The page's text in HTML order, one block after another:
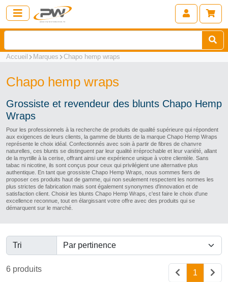
Accueil Marques Chapo hemp wraps
Chapo hemp wraps
Grossiste et revendeur des blunts Chapo Hemp
Wraps
Pour les professionnels à la recherche de produits de qualité supérieure qui répondent
aux exigences de leurs clients, la gamme de blunts de la marque Chapo Hemp Wraps
représente le choix idéal. Confectionnés avec soin à partir de fibres de chanvre
naturelles, ces blunts se distinguent par leur qualité irréprochable et leur variété, allant
de la myrtille à la cerise, offrant ainsi une expérience unique à votre clientèle. Sans
tabac ni nicotine, ils sont conçus pour ceux qui privilégient une alternative plus
authentique. En tant que grossiste Chapo Hemp Wraps, nous sommes fiers de
proposer ces produits haut de gamme, qui non seulement respectent les normes les
plus strictes de fabrication mais sont également synonymes d'innovation et de
satisfaction client. Choisir les blunts Chapo Hemp Wraps, c'est faire le choix d'une
excellence reconnue, tout en élargissant votre offre avec des produits qui se
démarquent sur le marché.
Tri
6 produits 1